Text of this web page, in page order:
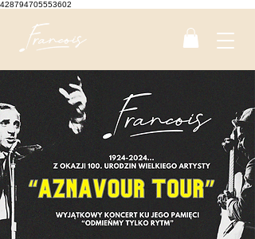
428794705553602